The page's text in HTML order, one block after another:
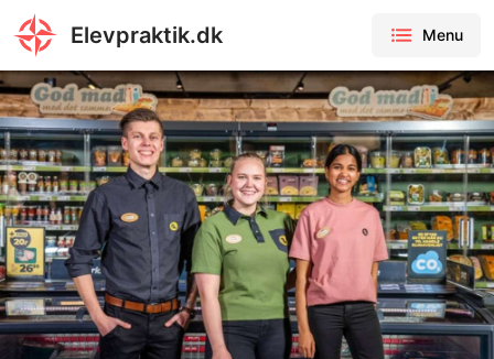
Elevpraktik.dk Menu